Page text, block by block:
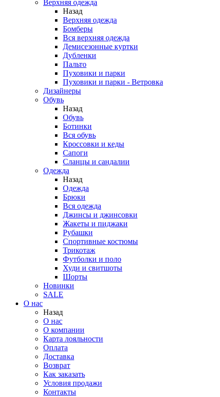
Верхняя одежда
Назад
Верхняя одежда
Бомберы
Вся верхняя одежда
Демисезонные куртки
Дубленки
Пальто
Пуховики и парки
Пуховики и парки - Ветровка
Дизайнеры
Обувь
Назад
Обувь
Ботинки
Вся обувь
Кроссовки и кеды
Сапоги
Сланцы и сандалии
Одежда
Назад
Одежда
Брюки
Вся одежда
Джинсы и джинсовки
Жакеты и пиджаки
Рубашки
Спортивные костюмы
Трикотаж
Футболки и поло
Худи и свитшоты
Шорты
Новинки
SALE
О нас
Назад
О нас
О компании
Карта лояльности
Оплата
Доставка
Возврат
Как заказать
Условия продажи
Контакты